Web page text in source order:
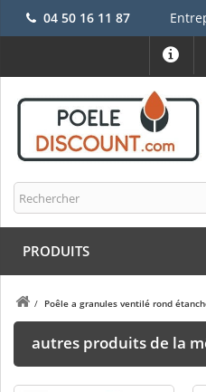
04 50 16 11 87
PRODUITS
/ Poêle a granules ventilé rond
autres produits de la